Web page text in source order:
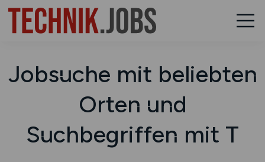
Jobsuche mit beliebten
Orten und
Suchbegriffen mit T